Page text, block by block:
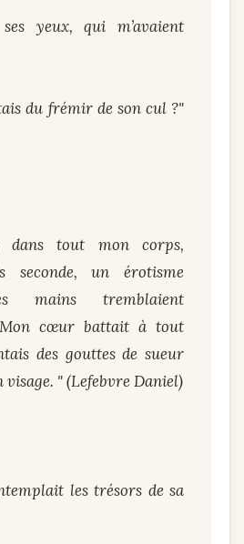
yeux, qui m’avaient
du frémir de son cul ?"
dans tout mon corps,
seconde, un érotisme
mains tremblaient
Mon cœur battait à tout
des gouttes de sueur
" (Lefebvre Daniel)
les trésors de sa